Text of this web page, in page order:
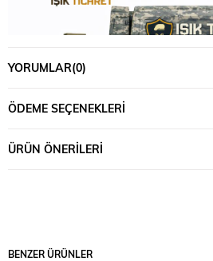
YORUMLAR(0)
ÖDEME SEÇENEKLERI
ÜRÜN ÖNERILERI
BENZER ÜRÜNLER